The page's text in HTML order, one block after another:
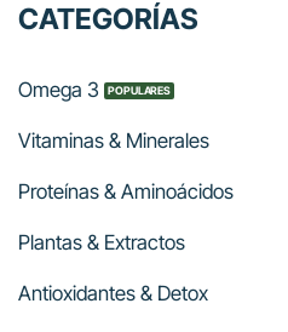
CATEGORÍAS
Omega 3
Vitaminas & Minerales
Proteínas & Aminoácidos
Plantas & Extractos
Antioxidantes & Detox